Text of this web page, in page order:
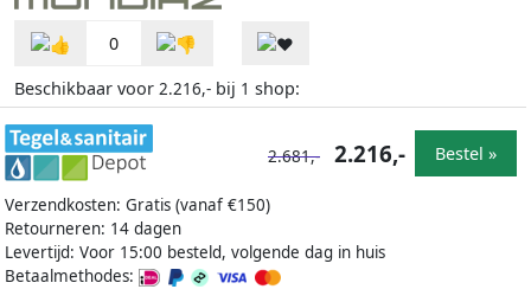
0
Beschikbaar voor 2.216,- bij 1 shop:
Verzendkosten: Gratis (vanaf €150)
Retourneren: 14 dagen
Levertijd: Voor 15:00 besteld, volgende dag in huis
Betaalmethodes:
2.681,- 2.216,- Bestel »